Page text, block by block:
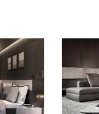
ελατήρια
High
ELIXIR